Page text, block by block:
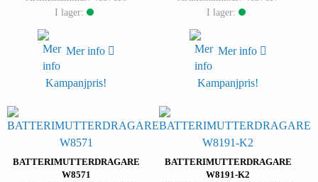
I lager:
Mer info
Kampanjpris!
I lager:
Mer info
Kampanjpris!
BATTERIMUTTERDRAGARE
W8571
BATTERIMUTTERDRAGARE
W8191-K2